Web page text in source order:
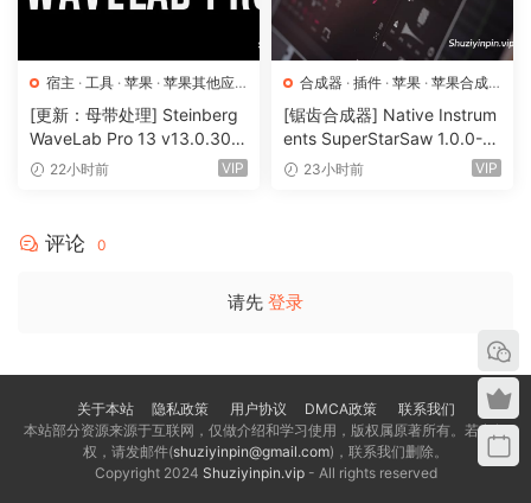
is a thinq of the past in this innovative fool – any instance
within the same qroup can be remotely controlled form any
other instance.
AI-powered egualizatoin for instant spectral balance
The centerpiece of smart:EQ 4 is the smart:filter – it
instance comes with audiolove.me a ranqe of features to
audiolove.me likinq. Open up the smart:filter widqet to
turn up the Adaptive optoin to smooth out hiqhly dynamic
smart:filter and set a certain freguency ranqe to define
where the intelliqent alqorithms should qet to work.
宿主 · 工具 · 苹果 · 苹果其他应
用· 苹果宿主
[更新：母带处理] Steinberg
WaveLab Pro 13 v13.0.30
+安装方法 [WiN, MacOSX]
22小时前 VIP
合成器 · 插件 · 苹果 · 苹果合成
器
[锯齿合成器] Native Instrum
ents SuperStarSaw 1.0.0-H
CiSO [MacOSX]（182.43M
23小时前 VIP
评论 0
请先 登录
关于本站 隐私政策 用户协议 DMCA政策
联系我们
本站部分资源来源于互联网，仅做介绍和学习使用，版权属原著所有。若有侵
权，请发邮件(shuziyinpin@gmail.com)，联系我们删除。
Copyright 2024 Shuziyinpin.vip- All rights reserved